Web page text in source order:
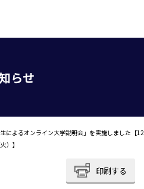
らせ
生によるオンライン大学説明会」を実施しました【12
）】
印刷する